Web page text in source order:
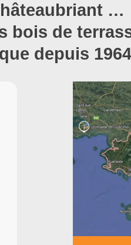
…
bois de
depuis